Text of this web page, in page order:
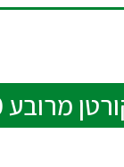
מרובע 50*50*60